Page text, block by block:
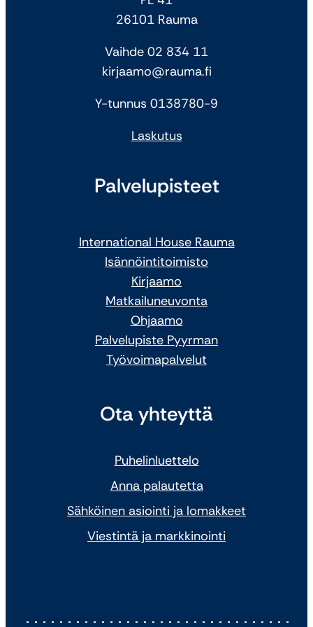
26101 Rauma
Vaihde 02 834 11
kirjaamo@rauma.fi
Y-tunnus 0138780-9
Laskutus
Palvelupisteet
International House Rauma
Isännöintitoimisto
Kirjaamo
Matkailuneuvonta
Ohjaamo
Palvelupiste Pyyrman
Työvoimapalvelut
Ota yhteyttä
Puhelinluettelo
Anna palautetta
Sähköinen asiointi ja lomakkeet
Viestintä ja markkinointi